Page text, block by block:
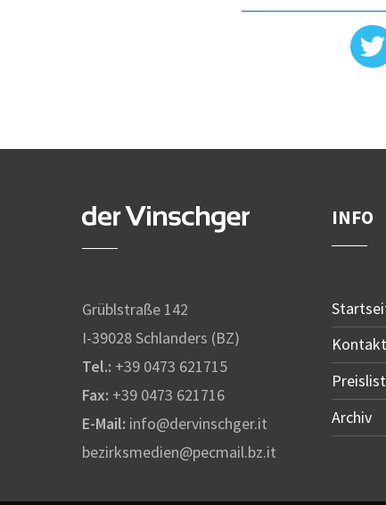
Grüblstraße 142
I-39028 Schlanders (BZ)
Tel.: +39 0473 621715
Fax: +39 0473 621716
E-Mail: info@dervinschger.it
bezirksmedien@pecmail.bz.it
INFO
Kontakt
Archiv